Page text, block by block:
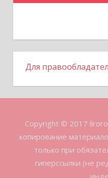
Для
Copyright © 2017
копирование
только при
гиперссылки (не